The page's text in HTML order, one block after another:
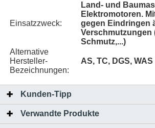
Einsatzzweck:
Land- und
Elektromotoren.
gegen Eindringen
Verschmutzungen
Schmutz,...)
Alternative
Hersteller-
Bezeichnungen:
AS, TC, DGS, WAS
Kunden-Tipp
Verwandte Produkte